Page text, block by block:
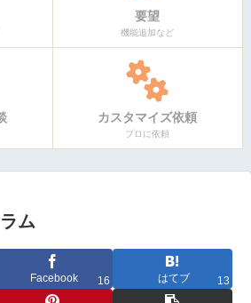
要望
機能追加など
カスタマイズ依頼
プロに依頼
ム
Facebook 16 はてブ 13